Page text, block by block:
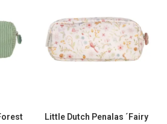
Little Dutch Penalas ´Fairy